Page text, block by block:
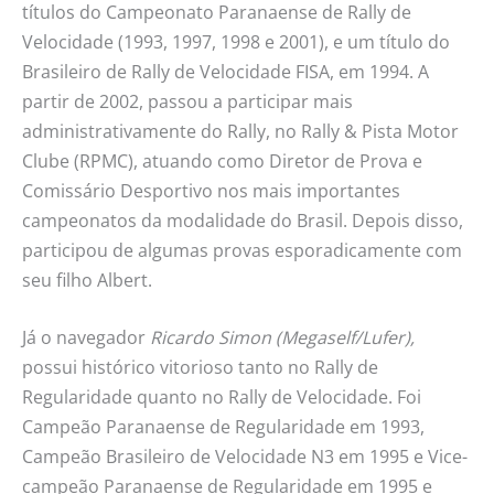
títulos do Campeonato Paranaense de Rally de
Velocidade (1993, 1997, 1998 e 2001), e um título do
Brasileiro de Rally de Velocidade FISA, em 1994. A
partir de 2002, passou a participar mais
administrativamente do Rally, no Rally & Pista Motor
Clube (RPMC), atuando como Diretor de Prova e
Comissário Desportivo nos mais importantes
campeonatos da modalidade do Brasil. Depois disso,
participou de algumas provas esporadicamente com
seu filho Albert.
Já o navegador Ricardo Simon (Megaself/Lufer),
possui histórico vitorioso tanto no Rally de
Regularidade quanto no Rally de Velocidade. Foi
Campeão Paranaense de Regularidade em 1993,
Campeão Brasileiro de Velocidade N3 em 1995 e Vice-
campeão Paranaense de Regularidade em 1995 e